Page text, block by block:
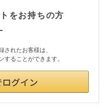
をお持ちの方
れたお客様は、
ることができます。